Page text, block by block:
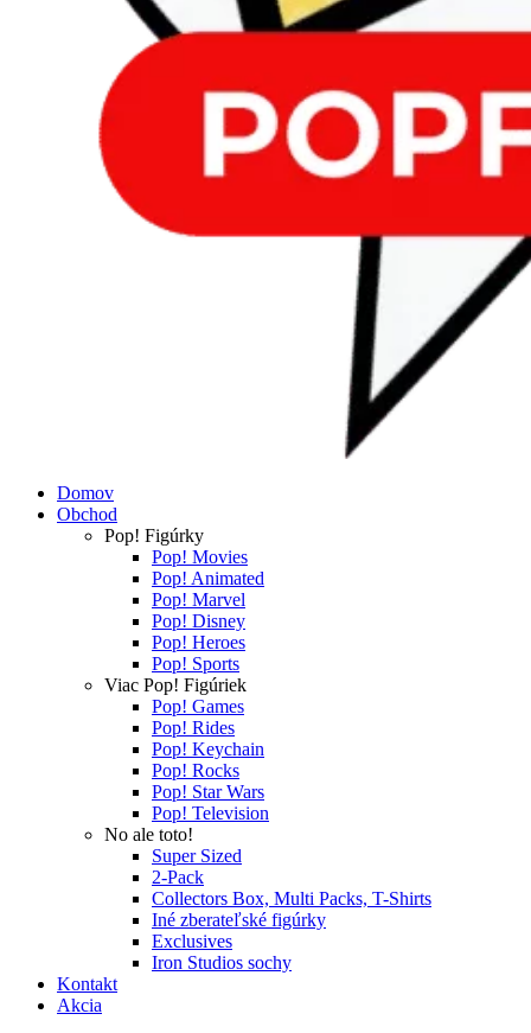
Domov
Obchod
Pop! Figúrky
Pop! Movies
Pop! Animated
Pop! Marvel
Pop! Disney
Pop! Heroes
Pop! Sports
Viac Pop! Figúriek
Pop! Games
Pop! Rides
Pop! Keychain
Pop! Rocks
Pop! Star Wars
Pop! Television
No ale toto!
Super Sized
2-Pack
Collectors Box, Multi Packs, T-Shirts
Iné zberateľské figúrky
Exclusives
Iron Studios sochy
Kontakt
Akcia